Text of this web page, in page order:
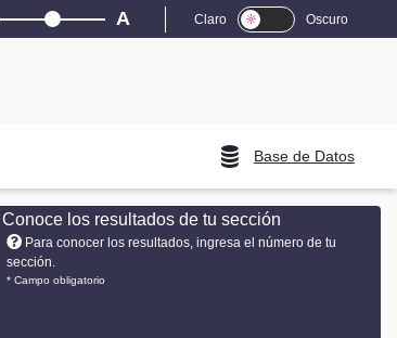
A Claro Oscuro
Base de Datos
Conoce los resultados de tu sección
Para conocer los resultados, ingresa el número de tu
sección.
* Campo obligatorio